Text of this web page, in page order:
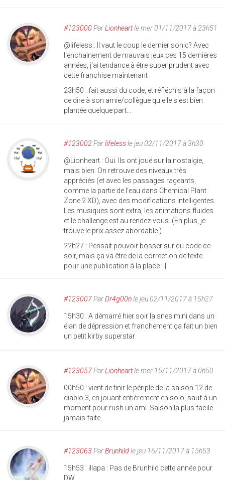
#123000 ParLionheartle mer 01/11/2017 à 23h51
@lifeless : Il vaut le coup le dernier sonic? Avec
l'enchainement de mauvais jeux ces 15 dernières
années, j'ai tendance à être super prudent avec
cette franchise maintenant
23h50 : fait aussi du code, et réfléchis à la façon
de dire à son amie/collègue qu'elle s'est bien
plantée quelque part...
#123002 Parlifelessle jeu 02/11/2017 à 3h30
@Lionheart : Oui. Ils ont joué sur la nostalgie,
mais bien. On retrouve des niveaux très
appréciés (et avec les passages rageants,
comme la partie de l'eau dans Chemical Plant
Zone 2 XD), avec des modifications intelligentes.
Les musiques sont extra, les animations fluides
et le challenge est au rendez-vous. (En plus, je
trouve le prix assez abordable.)
22h27 : Pensait pouvoir bosser sur du code ce
soir, mais ça va être de la correction de texte
pour une publication à la place :-|
#123007ParDr4g00nle jeu 02/11/2017 à 15h27
15h30 : A démarré hier soir la snes mini dans un
élan de dépression et franchement ça fait un bien
un petit kirby superstar
#123057ParLionheartle mer 15/11/2017 à 0h50
00h50 : vient de finir le périple de la saison 12 de
diablo 3, en jouant entièrement en solo, sauf à un
moment pour rush un ami. Saison la plus facile
jamais faite.
#123063 ParBrunhildle jeu 16/11/2017 à 15h53
15h53 : illapa : Pas de Brunhild cette année pour
DW.